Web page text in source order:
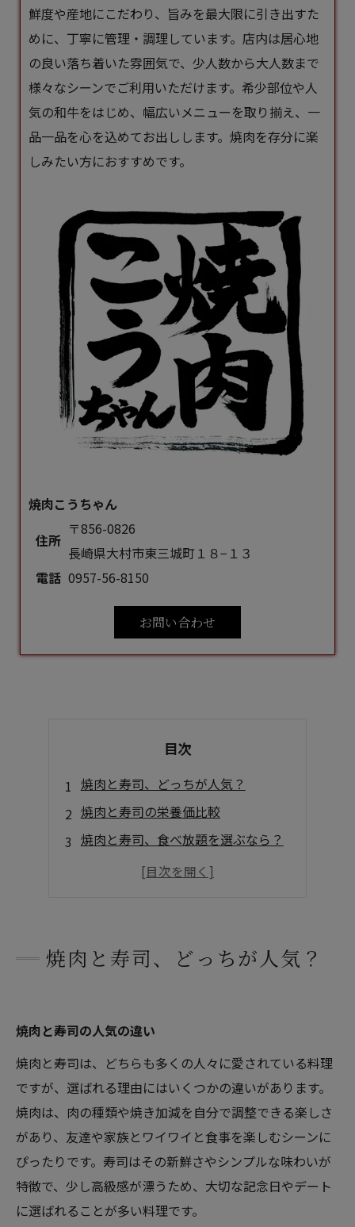
鮮度や産地にこだわり、旨みを最大限に引き出すた
めに、丁寧に管理・調理しています。店内は居心地
の良い落ち着いた雰囲気で、少人数から大人数まで
様々なシーンでご利用いただけます。希少部位や人
気の和牛をはじめ、幅広いメニューを取り揃え、一
品一品を心を込めてお出しします。焼肉を存分に楽
しみたい方におすすめです。
焼肉こうちゃん
住所
〒856-0826
長崎県大村市東三城町１８−１３
電話 0957-56-8150
お問い合わせ
目次
焼肉と寿司、どっちが人気？
焼肉と寿司の栄養価比較
焼肉と寿司、食べ放題を選ぶなら？
焼肉と寿司、どっちが人気？
焼肉と寿司の人気の違い
焼肉と寿司は、どちらも多くの人々に愛されている料理
ですが、選ばれる理由にはいくつかの違いがあります。
焼肉は、肉の種類や焼き加減を自分で調整できる楽しさ
があり、友達や家族とワイワイと食事を楽しむシーンに
ぴったりです。寿司はその新鮮さやシンプルな味わいが
特徴で、少し高級感が漂うため、大切な記念日やデート
に選ばれることが多い料理です。